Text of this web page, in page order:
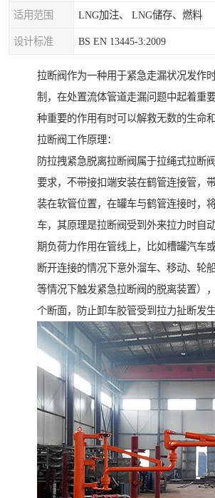
适用范围 LNG加注、 LNG储存、燃料
设计标准 BS EN 13445-3:2009
拉断阀作为一种用于紧急走漏状况发作
制，在处置流体管道走漏问题中起着重
种重要的作用有时可以解救无数的生命和
拉断阀工作原理：
防拉拽紧急脱离拉断阀属于拉绳式拉断
要求，不带接扣端安装在鹤管连接管，
装在软管位置，在罐车与鹤管连接时，
车，其原理是拉断阀受到外来拉力时自
期负荷力作用在管线上，比如槽罐汽车
断开连接的情况下意外溜车、移动、轮
等情况下触发紧急拉断阀的脱离装置）
个断面，防止卸车胶管受到拉力扯断发生